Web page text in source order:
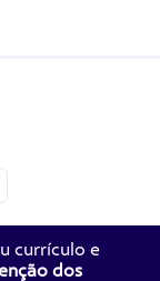
currículo e
dos